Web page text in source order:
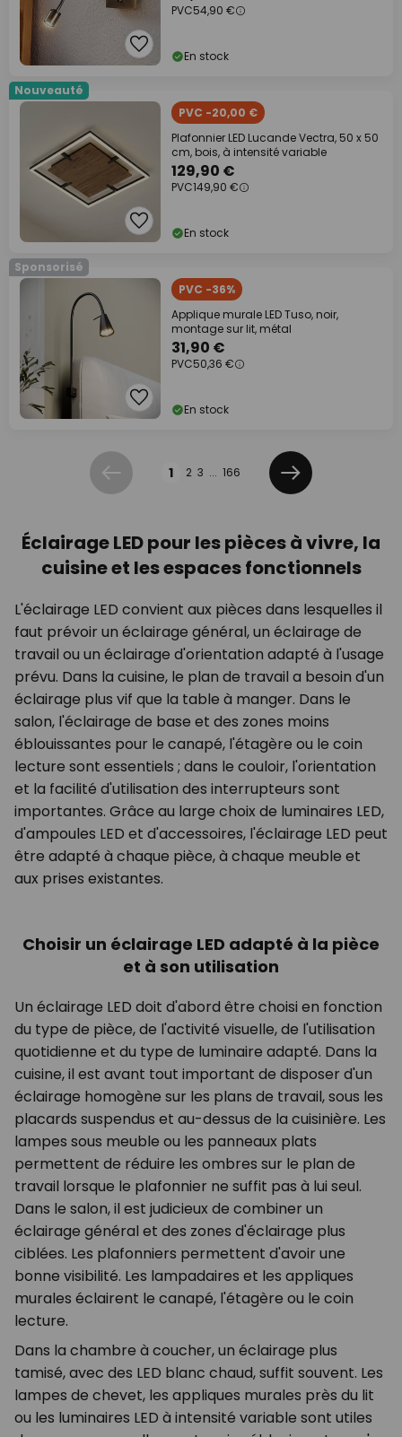
PVC54,90 €
En stock
Nouveauté
PVC -20,00 €
Plafonnier LED Lucande Vectra, 50 x 50
cm, bois, à intensité variable
129,90 €
PVC149,90 €
En stock
Sponsorisé
PVC -36%
Applique murale LED Tuso, noir,
montage sur lit, métal
31,90 €
PVC50,36 €
En stock
Précédent 1 2 3 ... 166
Suivant
Éclairage LED pour les pièces à vivre, la
cuisine et les espaces fonctionnels
L'éclairage LED convient aux pièces dans lesquelles il
faut prévoir un éclairage général, un éclairage de
travail ou un éclairage d'orientation adapté à l'usage
prévu. Dans la cuisine, le plan de travail a besoin d'un
éclairage plus vif que la table à manger. Dans le
salon, l'éclairage de base et des zones moins
éblouissantes pour le canapé, l'étagère ou le coin
lecture sont essentiels ; dans le couloir, l'orientation
et la facilité d'utilisation des interrupteurs sont
importantes. Grâce au large choix de luminaires LED,
d'ampoules LED et d'accessoires, l'éclairage LED peut
être adapté à chaque pièce, à chaque meuble et
aux prises existantes.
Choisir un éclairage LED adapté à la pièce
et à son utilisation
Un éclairage LED doit d'abord être choisi en fonction
du type de pièce, de l'activité visuelle, de l'utilisation
quotidienne et du type de luminaire adapté. Dans la
cuisine, il est avant tout important de disposer d'un
éclairage homogène sur les plans de travail, sous les
placards suspendus et au-dessus de la cuisinière. Les
lampes sous meuble ou les panneaux plats
permettent de réduire les ombres sur le plan de
travail lorsque le plafonnier ne suffit pas à lui seul.
Dans le salon, il est judicieux de combiner un
éclairage général et des zones d'éclairage plus
ciblées. Les plafonniers permettent d'avoir une
bonne visibilité. Les lampadaires et les appliques
murales éclairent le canapé, l'étagère ou le coin
lecture.
Dans la chambre à coucher, un éclairage plus
tamisé, avec des LED blanc chaud, suffit souvent. Les
lampes de chevet, les appliques murales près du lit
ou les luminaires LED à intensité variable sont utiles